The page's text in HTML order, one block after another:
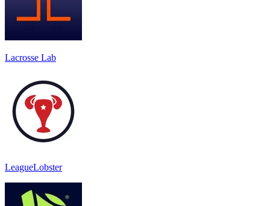
Lacrosse Lab
LeagueLobster